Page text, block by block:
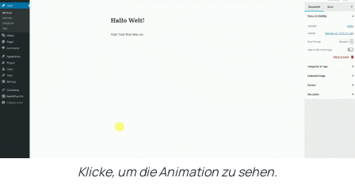
Klicke, um die Animation zu sehen.